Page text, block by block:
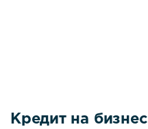
Кредит на бизнес